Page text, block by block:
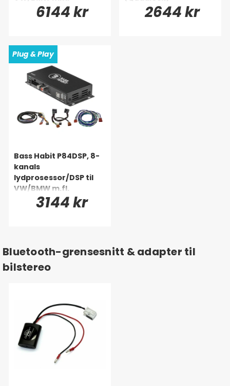
(Quadlock)
6144 kr 2644 kr
Plug & Play
Bass Habit P84DSP, 8-
kanals
lydprosessor/DSP til
VW/BMW m.fl.
(Quadlock)
3144 kr
Bluetooth-grensesnitt & adapter til
bilstereo